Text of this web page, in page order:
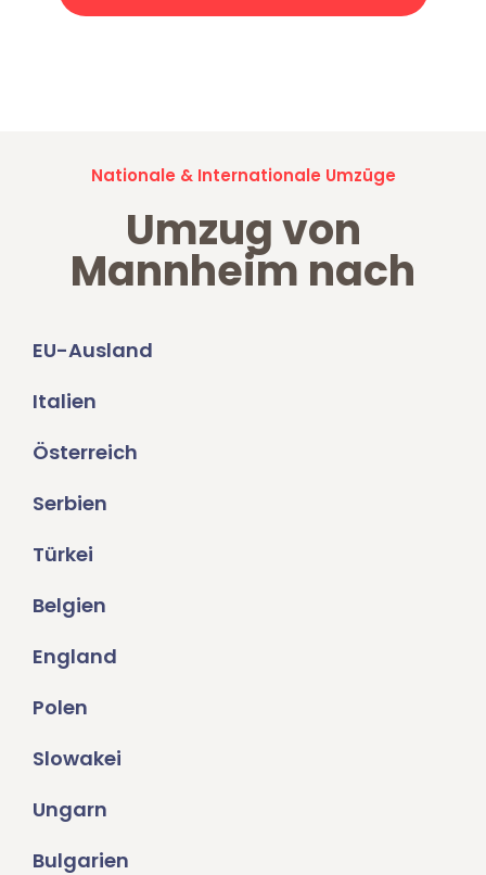
Nationale & Internationale Umzüge
Umzug von
Mannheim nach
EU-Ausland
Italien
Österreich
Serbien
Türkei
Belgien
England
Polen
Slowakei
Ungarn
Bulgarien